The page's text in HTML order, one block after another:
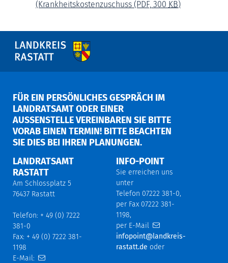
(Krankheitskostenzuschuss (PDF, 300 KB)
FÜR EIN PERSÖNLICHES GESPRÄCH IM
LANDRATSAMT ODER EINER
AUSSENSTELLE VEREINBAREN SIE BITTE V
ORAB EINEN TERMIN! BITTE BEACHTEN S
IE DIES BEI IHREN PLANUNGEN.
LANDRATSAMT
RASTATT
Am Schlossplatz 5
76437 Rastatt
Telefon: + 49 (0) 7222
381-0
Fax: + 49 (0) 7222 381-
1198
E-Mail:
INFO-POINT
Sie erreichen uns
unter
Telefon 07222 381-0,
per Fax 07222 381-
1198,
per E-Mail
infopoint@landkreis-
rastatt.de oder